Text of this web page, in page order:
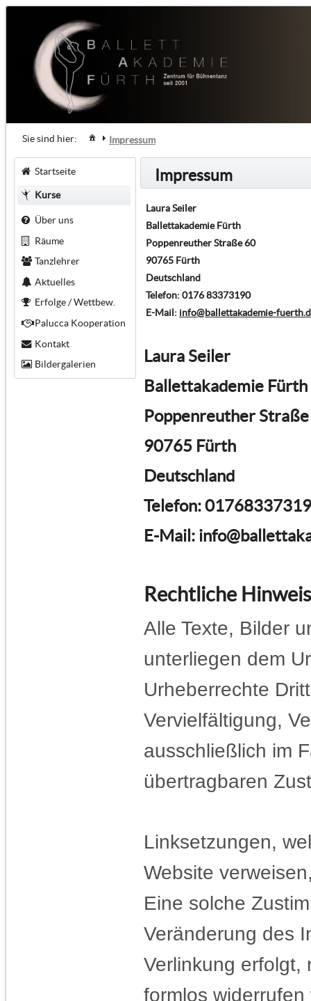
Sie sind hier: Impressum
Startseite
Kurse
Über uns
Räume
Tanzlehrer
Aktuelles
Erfolge / Wettbew.
Palucca Kooperation
Kontakt
Bildergalerien
Impressum
Laura Seiler
Ballettakademie Fürth
Poppenreuther Straße 60
90765 Fürth
Deutschland
Telefon: 0176 83373190
E-Mail: info@ballettakademie-
Laura Seiler
Ballettakademie Fürth
Poppenreuther
90765 Fürth
Deutschland
Telefon:
E-Mail:
Rechtliche
Alle Texte, Bilder
unterliegen dem
Urheberrechte
Vervielfältigung,
ausschließlich im
übertragbaren
Linksetzungen,
Website
Eine solche
Veränderung des
Verlinkung erfolgt,
formlos